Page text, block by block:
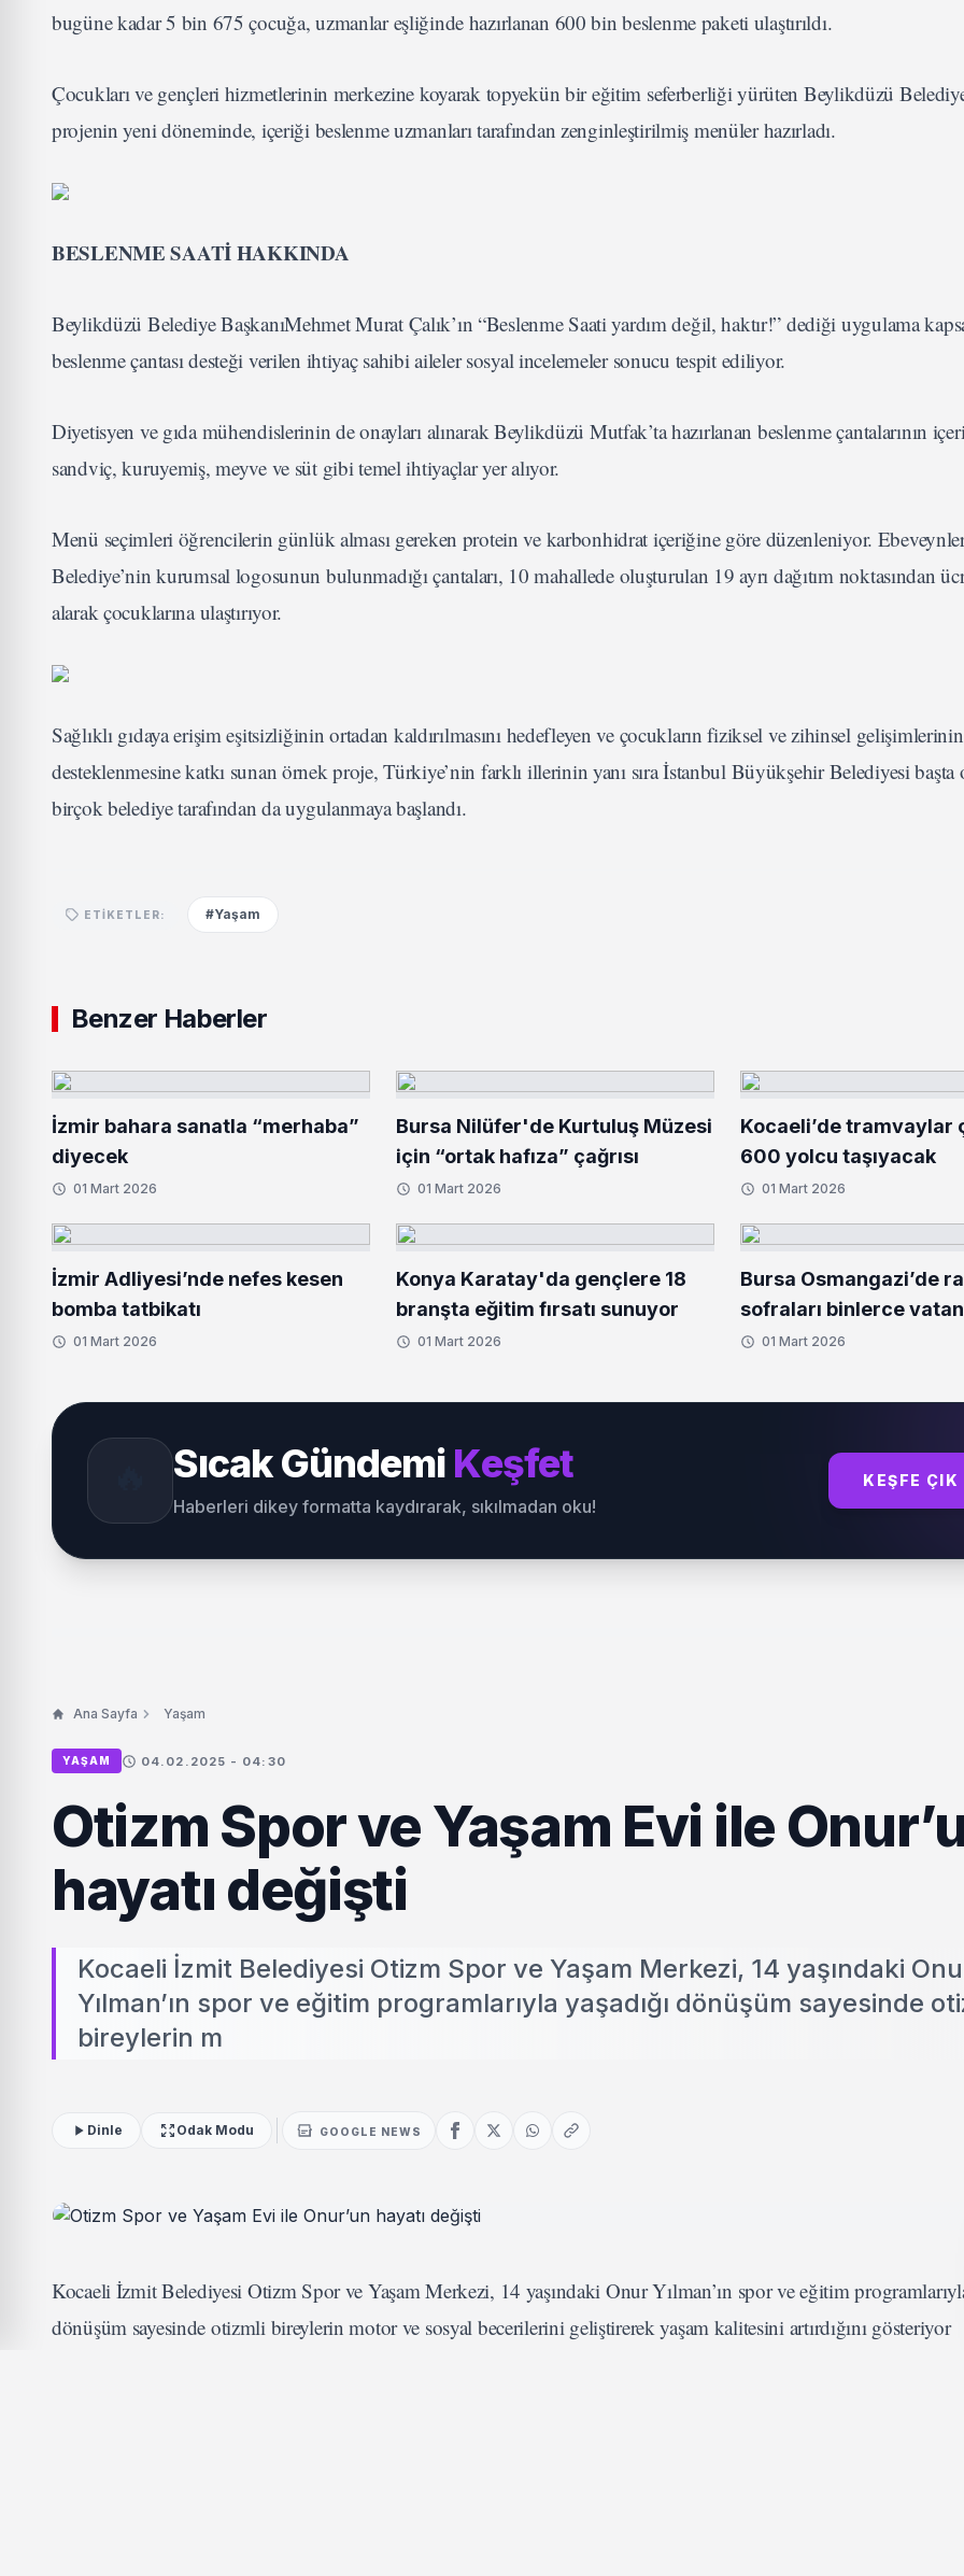
bugüne kadar 5 bin 675 çocuğa, uzmanlar eşliğinde hazırlanan 600 bin beslenme paketi ulaştırıldı.
Çocukları ve gençleri hizmetlerinin merkezine koyarak topyekün bir eğitim seferberliği yürüten Beylikdüzü
projenin yeni döneminde, içeriği beslenme uzmanları tarafından zenginleştirilmiş menüler hazırladı.
BESLENME SAATİ HAKKINDA
Beylikdüzü Belediye BaşkanıMehmet Murat Çalık’ın “Beslenme Saati yardım değil, haktır!” dediği uygulama
beslenme çantası desteği verilen ihtiyaç sahibi aileler sosyal incelemeler sonucu tespit ediliyor.
Diyetisyen ve gıda mühendislerinin de onayları alınarak Beylikdüzü Mutfak’ta hazırlanan beslenme çantalarının
sandviç, kuruyemiş, meyve ve süt gibi temel ihtiyaçlar yer alıyor.
Menü seçimleri öğrencilerin günlük alması gereken protein ve karbonhidrat içeriğine göre düzenleniyor.
Belediye’nin kurumsal logosunun bulunmadığı çantaları, 10 mahallede oluşturulan 19 ayrı dağıtım noktasından
alarak çocuklarına ulaştırıyor.
Sağlıklı gıdaya erişim eşitsizliğinin ortadan kaldırılmasını hedefleyen ve çocukların fiziksel ve zihinsel gelişimlerinin
desteklenmesine katkı sunan örnek proje, Türkiye’nin farklı illerinin yanı sıra İstanbul Büyükşehir Belediyesi başta
birçok belediye tarafından da uygulanmaya başlandı.
ETIKETLER: #Yaşam
Benzer Haberler
İzmir bahara sanatla “merhaba”
diyecek
01 Mart 2026
Bursa Nilüfer'de Kurtuluş Müzesi
için “ortak hafıza” çağrısı
01 Mart 2026
Kocaeli’de tramvaylar
600 yolcu taşıyacak
01 Mart 2026
İzmir Adliyesi’nde nefes kesen
bomba tatbikatı
01 Mart 2026
Konya Karatay'da gençlere 18
branşta eğitim fırsatı sunuyor
01 Mart 2026
Bursa Osmangazi’de
sofraları binlerce
buluşturuyor
01 Mart 2026
Sıcak Gündemi Keşfet
Haberleri dikey formatta kaydırarak, sıkılmadan oku!
KEŞFE ÇIK
Ana Sayfa Yaşam
YAŞAM 04.02.2025 - 04:30
Otizm Spor ve Yaşam Evi ile
hayatı değişti
Kocaeli İzmit Belediyesi Otizm Spor ve Yaşam Merkezi, 14 yaşındaki
Yılman’ın spor ve eğitim programlarıyla yaşadığı dönüşüm sayesinde
bireylerin m
Dinle Odak Modu GOOGLE NEWS
Kocaeli İzmit Belediyesi Otizm Spor ve Yaşam Merkezi, 14 yaşındaki Onur Yılman’ın spor ve eğitim programlarıyla
dönüşüm sayesinde otizmli bireylerin motor ve sosyal becerilerini geliştirerek yaşam kalitesini artırdığını gösteriyor